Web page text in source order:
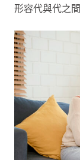
形容代與代之